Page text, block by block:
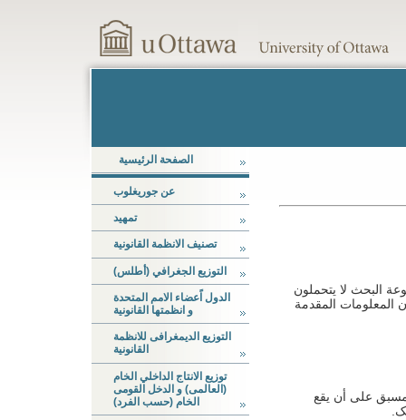
الصفحة الرئیسیة
عن جوریغلوب
تمهید
تصنیف الانظمة القانونیة
التوزیع الجغرافي(أطلس)
الدول اًعضاء الامم المتحدة
و انظمتها القانونیة
التوزیع الدیمغرافی للانظمة
القانونیة
توزیع الانتاج الداخلي الخام
(العالمی) و الدخل القومی
الخام (حسب الفرد)
البحث لا یتحملون
المعلومات المقدمة
مسبق علی أن یقع